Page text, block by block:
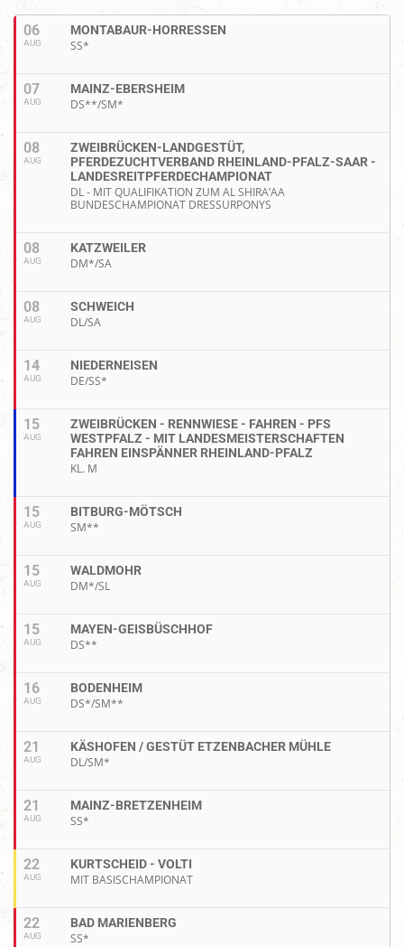
06
AUG
MONTABAUR-HORRESSEN
SS*
07
AUG
MAINZ-EBERSHEIM
DS**/SM*
08
AUG
ZWEIBRÜCKEN-LANDGESTÜT,
PFERDEZUCHTVERBAND RHEINLAND-PFALZ-SAAR -
LANDESREITPFERDECHAMPIONAT
DL - MIT QUALIFIKATION ZUM AL SHIRA’AA
BUNDESCHAMPIONAT DRESSURPONYS
08
AUG
KATZWEILER
DM*/SA
08
AUG
SCHWEICH
DL/SA
14
AUG
NIEDERNEISEN
DE/SS*
15
AUG
ZWEIBRÜCKEN - RENNWIESE - FAHREN - PFS
WESTPFALZ - MIT LANDESMEISTERSCHAFTEN
FAHREN EINSPÄNNER RHEINLAND-PFALZ
KL. M
15
AUG
BITBURG-MÖTSCH
SM**
15
AUG
WALDMOHR
DM*/SL
15
AUG
MAYEN-GEISBÜSCHHOF
DS**
16
AUG
BODENHEIM
DS*/SM**
21
AUG
KÄSHOFEN / GESTÜT ETZENBACHER MÜHLE
DL/SM*
21
AUG
MAINZ-BRETZENHEIM
SS*
22
AUG
KURTSCHEID - VOLTI
MIT BASISCHAMPIONAT
22
AUG
BAD MARIENBERG
SS*